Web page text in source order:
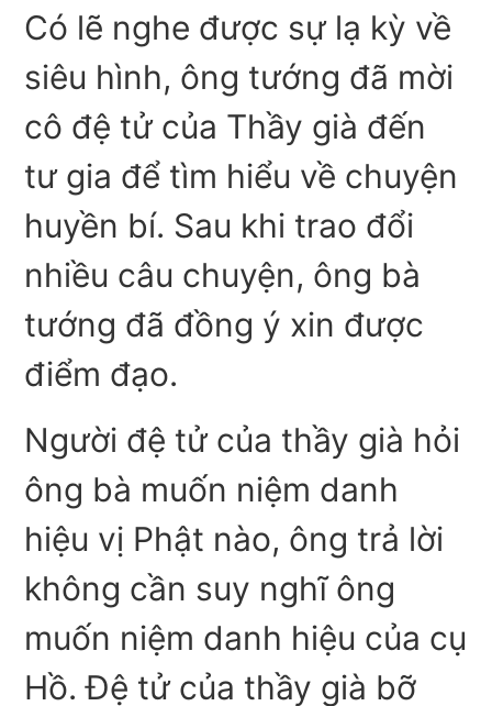
Có lẽ nghe được sự lạ kỳ về
siêu hình, ông tướng đã mời
cô đệ tử của Thầy già đến
tư gia để tìm hiểu về chuyện
huyền bí. Sau khi trao đổi
nhiều câu chuyện, ông bà
tướng đã đồng ý xin được
điểm đạo.
Người đệ tử của thầy già hỏi
ông bà muốn niệm danh
hiệu vị Phật nào, ông trả lời
không cần suy nghĩ ông
muốn niệm danh hiệu của cụ
Hồ. Đệ tử của thầy già bỡ